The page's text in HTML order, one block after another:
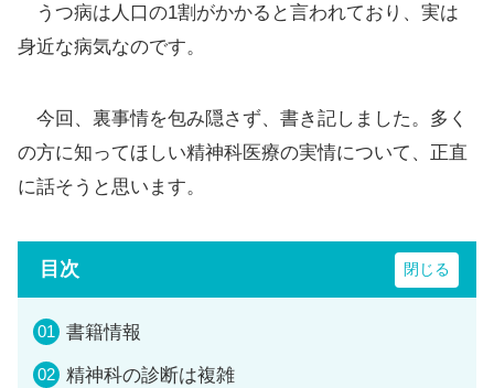
うつ病は人口の1割がかかると言われており、実は
身近な病気なのです。
今回、裏事情を包み隠さず、書き記しました。多く
の方に知ってほしい精神科医療の実情について、正直
に話そうと思います。
目次
書籍情報
精神科の診断は複雑